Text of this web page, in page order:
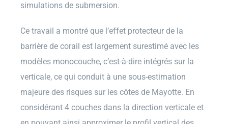
simulations de submersion.
Ce travail a montré que l’effet protecteur de la
barrière de corail est largement surestimé avec les
modèles monocouche, c’est-à-dire intégrés sur la
verticale, ce qui conduit à une sous-estimation
majeure des risques sur les côtes de Mayotte. En
considérant 4 couches dans la direction verticale et